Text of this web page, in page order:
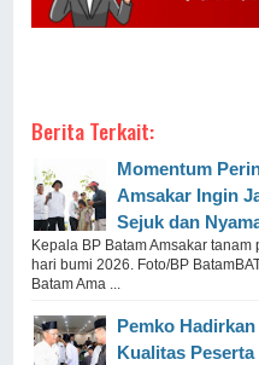
Berita Terkait:
Momentum
Amsakar Ingin
Sejuk dan
Kepala BP Batam Amsakar
hari bumi 2026. Foto/BP
Batam Ama ...
Pemko
Kualitas